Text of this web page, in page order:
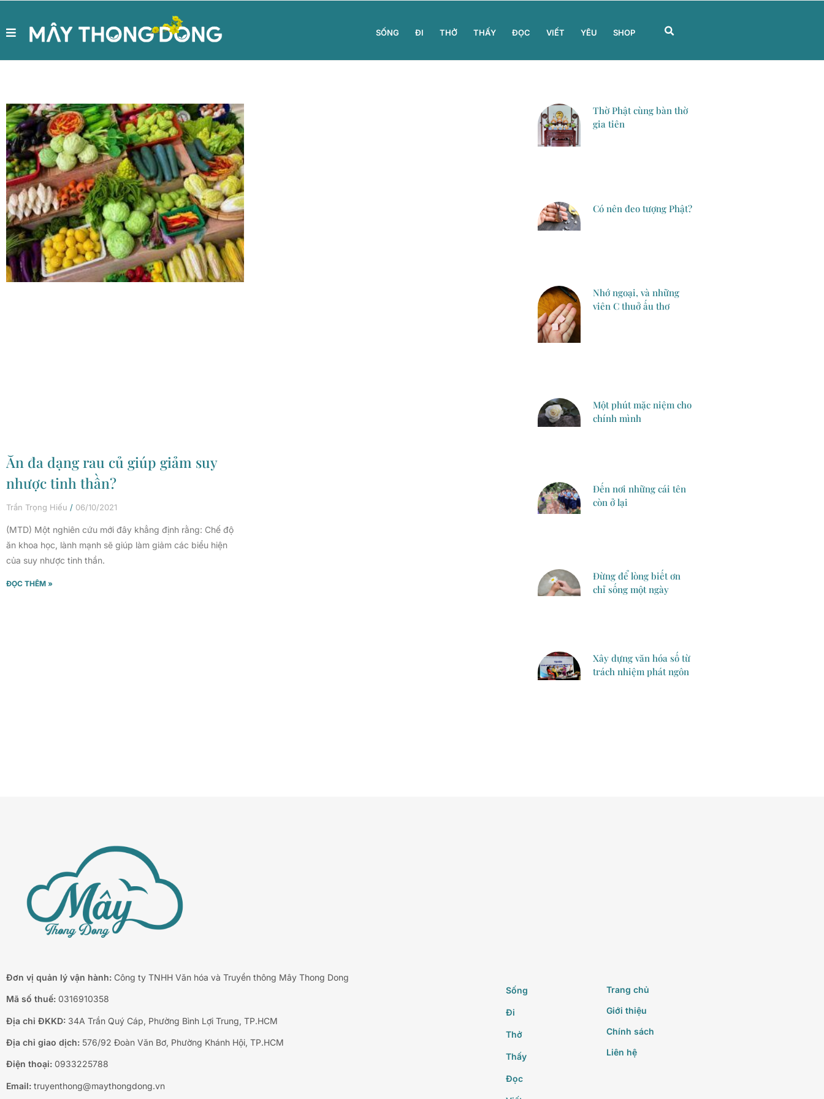
SỐNG ĐI THỞ THẤY ĐỌC VIẾT YÊU SHOP
Ăn đa dạng rau củ giúp giảm suy
nhược tinh thần?
Trần Trọng Hiếu 06/10/2021
(MTD) Một nghiên cứu mới đây khẳng định rằng: Chế độ
ăn khoa học, lành mạnh sẽ giúp làm giảm các biểu hiện
của suy nhược tinh thần.
ĐỌC THÊM »
Thờ Phật cùng bàn thờ
gia tiên
Có nên đeo tượng Phật?
Nhớ ngoại, và những
viên C thuở ấu thơ
Một phút mặc niệm cho
chính mình
Đến nơi những cái tên
còn ở lại
Đừng để lòng biết ơn
chỉ sống một ngày
Xây dựng văn hóa số từ
trách nhiệm phát ngôn
Đơn vị quản lý vận hành: Công ty TNHH Văn hóa và Truyền thông Mây Thong Dong
Mã số thuế: 0316910358
Địa chỉ ĐKKD: 34A Trần Quý Cáp, Phường Bình Lợi Trung, TP.HCM
Địa chỉ giao dịch: 576/92 Đoàn Văn Bơ, Phường Khánh Hội, TP.HCM
Điện thoại: 0933225788
Email: truyenthong@maythongdong.vn
Sống
Đi
Thở
Thấy
Đọc
Trang chủ
Giới thiệu
Chính sách
Liên hệ